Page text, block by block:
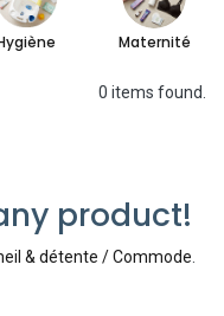
Maternité
0 items found.
product!
& détente / Commode